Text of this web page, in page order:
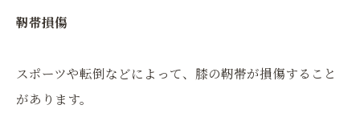
靭帯損傷
スポーツや転倒などによって、膝の靭帯が損傷すること
があります。